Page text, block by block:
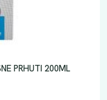
PRHUTI 200ML